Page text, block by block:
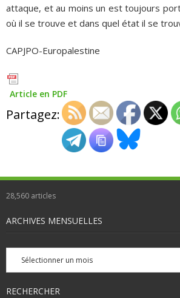
attaque, et au moins un est toujours
où il se trouve et dans quel état il se
CAPJPO-Europalestine
Article en PDF
Partagez:
28,560 articles
ARCHIVES MENSUELLES
Archives
mensuelles
RECHERCHER